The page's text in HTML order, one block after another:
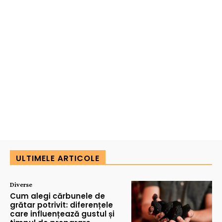
ULTIMELE ARTICOLE
Diverse
Cum alegi cărbunele de
grătar potrivit: diferențele
care influențează gustul și